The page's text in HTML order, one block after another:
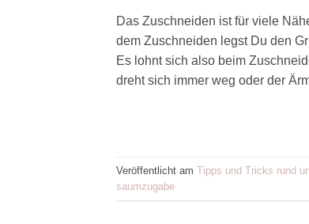
Das Zuschneiden ist für viele
dem Zuschneiden legst Du den
Es lohnt sich also beim
dreht sich immer weg oder der
Veröffentlicht am Tipps und Tricks rund
saumzugabe